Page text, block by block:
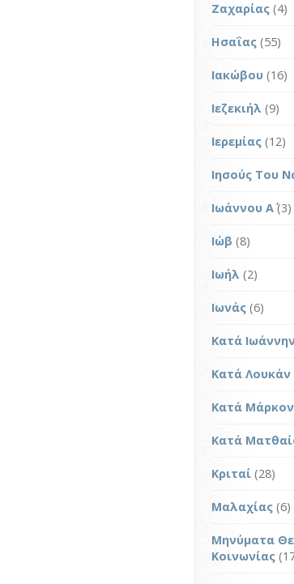
Ζαχαρίας (4)
Ησαΐας (55)
Ιακώβου (16)
Ιεζεκιήλ (9)
Ιερεμίας (12)
Ιησούς Του
Ιωάννου Α΄(3)
Ιώβ (8)
Ιωήλ (2)
Ιωνάς (6)
Κατά
Κατά Λουκάν
Κατά Μάρκον
Κατά
Κριταί (28)
Μαλαχίας (6)
Μηνύματα
Κοινωνίας